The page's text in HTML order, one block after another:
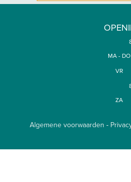
MA - DO
VR
ZA
Algemene voorwaarden -